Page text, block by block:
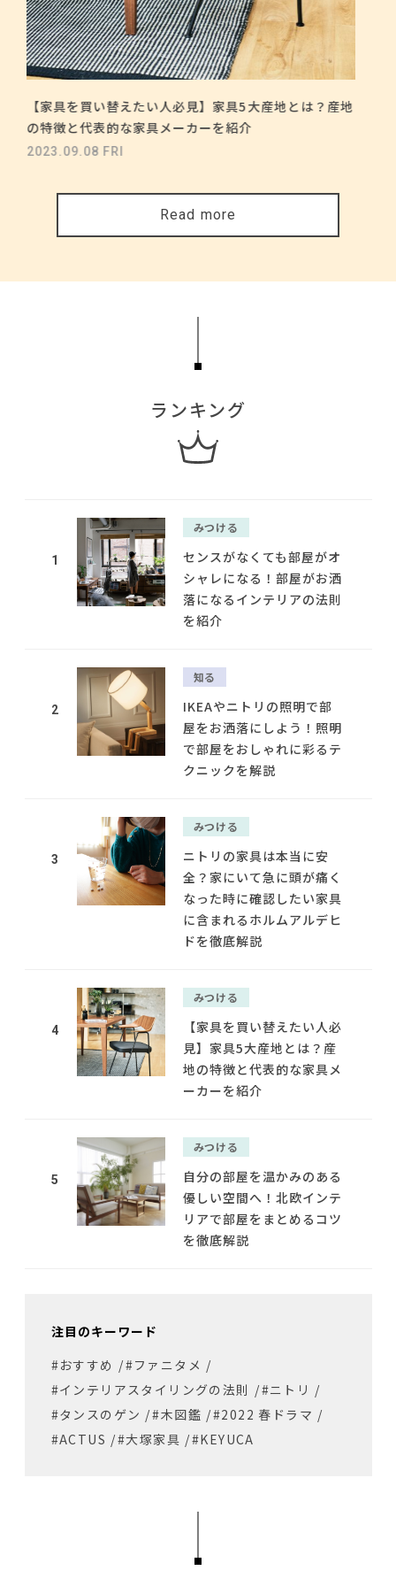
【家具を買い替えたい人必見】家具5大産地とは？産地
の特徴と代表的な家具メーカーを紹介
2023.09.08 FRI
Read more
ランキング
1
みつける
センスがなくても部屋がオ
シャレになる！部屋がお洒
落になるインテリアの法則
を紹介
2
知る
IKEAやニトリの照明で部
屋をお洒落にしよう！照明
で部屋をおしゃれに彩るテ
クニックを解説
3
みつける
ニトリの家具は本当に安
全？家にいて急に頭が痛く
なった時に確認したい家具
に含まれるホルムアルデヒ
ドを徹底解説
4
みつける
【家具を買い替えたい人必
見】家具5大産地とは？産
地の特徴と代表的な家具メ
ーカーを紹介
5
みつける
自分の部屋を温かみのある
優しい空間へ！北欧インテ
リアで部屋をまとめるコツ
を徹底解説
注目のキーワード
#おすすめ /#ファニタメ /
#インテリアスタイリングの法則 /#ニトリ /
#タンスのゲン /#木図鑑 /#2022 春ドラマ /
#ACTUS /#大塚家具 /#KEYUCA